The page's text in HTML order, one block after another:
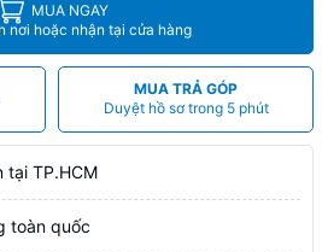
MUA NGAY
nơi hoặc nhận tại cửa hàng
MUA TRẢ GÓP
Duyệt hồ sơ trong 5 phút
tại TP.HCM
toàn quốc